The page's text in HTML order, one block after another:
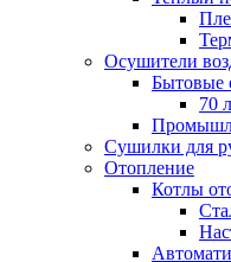
Осушители
Бытовые
70
Сушилки для
Отопление
Котлы